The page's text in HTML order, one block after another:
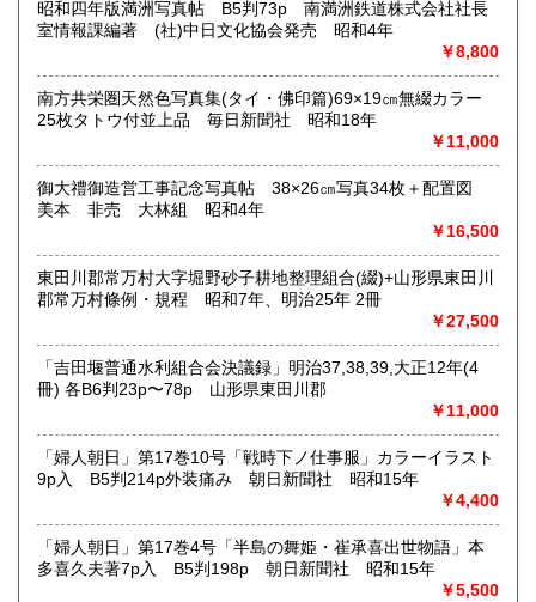
書籍の買取について
取り扱い分野
古典籍、近代文献、趣味、サブカルチャー、古書一般（その
和本・開拓/植民資料・戦時資料・文学一般・詩歌句集・児童
書 ・児童資料・芸能/サブカル・広告資料・ポスター・版画/
刷り物 ・絵葉書・双六・地図/鳥瞰図
昭和四年版満洲写真帖 B5判73p 南満洲鉄道株式会社社長
室情報課編著 (社)中日文化協会発売 昭和4年
￥8,800
南方共栄圏天然色写真集(タイ・佛印篇)69×19㎝無綴カラー
25枚タトウ付並上品 毎日新聞社 昭和18年
￥11,000
御大禮御造営工事記念写真帖 38×26㎝写真34枚＋配置図
美本 非売 大林組 昭和4年
￥16,500
東田川郡常万村大字堀野砂子耕地整理組合(綴)+山形県東田川
郡常万村條例・規程 昭和7年、明治25年 2冊
￥27,500
「吉田堰普通水利組合会決議録」明治37,38,39,大正12年(4
冊) 各B6判23p〜78p 山形県東田川郡
￥11,000
「婦人朝日」第17巻10号「戦時下ノ仕事服」カラーイラスト
9p入 B5判214p外装痛み 朝日新聞社 昭和15年
￥4,400
「婦人朝日」第17巻4号「半島の舞姫・崔承喜出世物語」本
多喜久夫著7p入 B5判198p 朝日新聞社 昭和15年
￥5,500